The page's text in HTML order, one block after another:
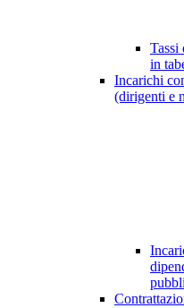
Tassi
in
Incarichi
(dirigenti e